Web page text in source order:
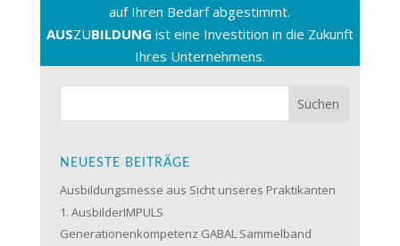
auf Ihren Bedarf abgestimmt.
AUSZUBILDUNG ist eine Investition in die Zukunft
Ihres Unternehmens.
NEUESTE BEITRÄGE
Ausbildungsmesse aus Sicht unseres Praktikanten
1. AusbilderIMPULS
Generationenkompetenz GABAL Sammelband